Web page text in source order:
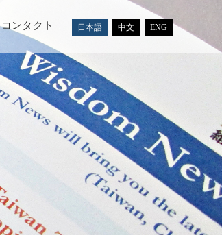
日本語 中文 ENG
コンタクト